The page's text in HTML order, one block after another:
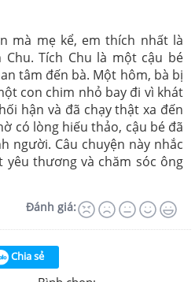
mà mẹ kể, em thích nhất là
Chu. Tích Chu là một cậu bé
tâm đến bà. Một hôm, bà bị
con chim nhỏ bay đi vì khát
hận và đã chạy thật xa đến
có lòng hiếu thảo, cậu bé đã
người. Câu chuyện này nhắc
thương và chăm sóc ông
Đánh giá:
Chia sẻ